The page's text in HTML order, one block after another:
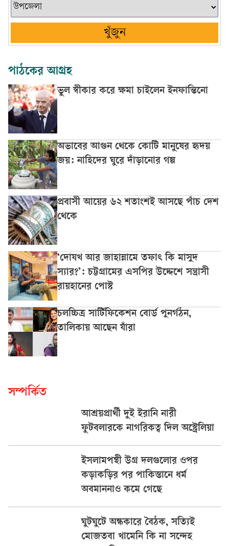
খুঁজুন
পাঠকের আগ্রহ
ভুল স্বীকার করে ক্ষমা চাইলেন ইনফান্তিনো
অভাবের আগুন থেকে কোটি মানুষের হৃদয়
জয়: নাহিদের ঘুরে দাঁড়ানোর গল্প
প্রবাসী আয়ের ৬২ শতাংশই আসছে পাঁচ দেশ
থেকে
‘দোযখ আর জাহান্নামে তফাৎ কি মাসুদ
স্যার?’: চট্টগ্রামের এসপির উদ্দেশে সন্ত্রাসী
রায়হানের পোস্ট
চলচ্চিত্র সার্টিফিকেশন বোর্ড পুনর্গঠন,
তালিকায় আছেন যাঁরা
সম্পর্কিত
আশ্রয়প্রার্থী দুই ইরানি নারী
ফুটবলারকে নাগরিকত্ব দিল অস্ট্রেলিয়া
ইসলামপন্থী উগ্র দলগুলোর ওপর
কড়াকড়ির পর পাকিস্তানে ধর্ম
অবমাননাও কমে গেছে
ঘুটঘুটে অন্ধকারে বৈঠক, সত্যিই
মোজতবা খামেনি কি না সন্দেহ